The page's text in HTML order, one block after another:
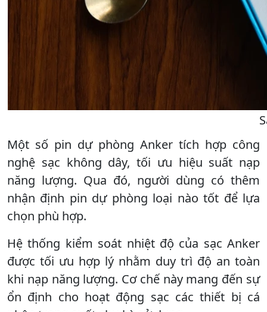
Một số pin dự phòng Anker tích hợp công
nghệ sạc không dây, tối ưu hiệu suất nạp
năng lượng. Qua đó, người dùng có thêm
nhận định pin dự phòng loại nào tốt để lựa
chọn phù hợp.
Hệ thống kiểm soát nhiệt độ của sạc Anker
được tối ưu hợp lý nhằm duy trì độ an toàn
khi nạp năng lượng. Cơ chế này mang đến sự
ổn định cho hoạt động sạc các thiết bị cá